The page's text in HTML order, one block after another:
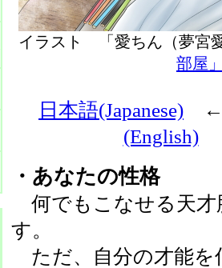
イラスト 「愛ちん（夢
部屋
日本語(Japanese)
(English)
・あなたの性格
何でもこなせる天才
す。
ただ、自分の才能を